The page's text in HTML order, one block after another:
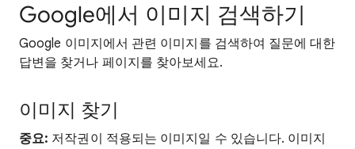
Google에서 이미지 검색하기
Google 이미지에서 관련 이미지를 검색하여 질문에 대한
답변을 찾거나 페이지를 찾아보세요.
이미지 찾기
중요: 저작권이 적용되는 이미지일 수 있습니다. 이미지